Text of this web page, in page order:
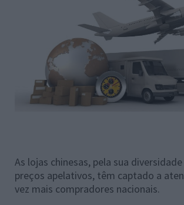
As lojas chinesas, pela sua
preços apelativos, têm captado a
vez mais compradores nacionais.